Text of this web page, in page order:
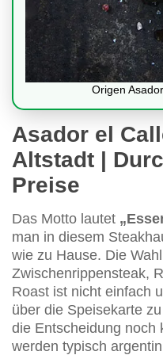
Origen
Asador el
Altstadt |
Preise
Das Motto lautet
man in diesem
wie zu Hause. Die
Zwischenrippensteak,
Roast ist nicht einfach
über die Speisekarte
die Entscheidung noch
werden typisch